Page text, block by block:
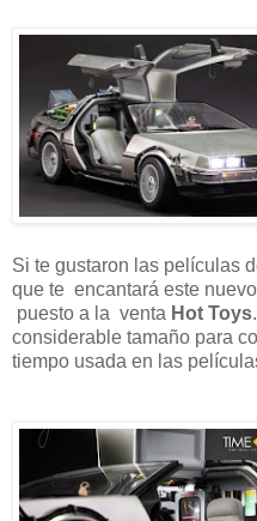
Si te gustaron las películas
que te encantará este
puesto a la venta Hot Toys
considerable tamaño para
tiempo usada en las